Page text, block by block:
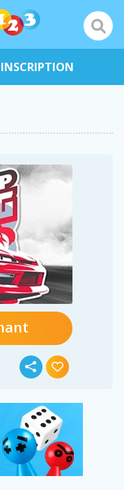
INSCRIPTION